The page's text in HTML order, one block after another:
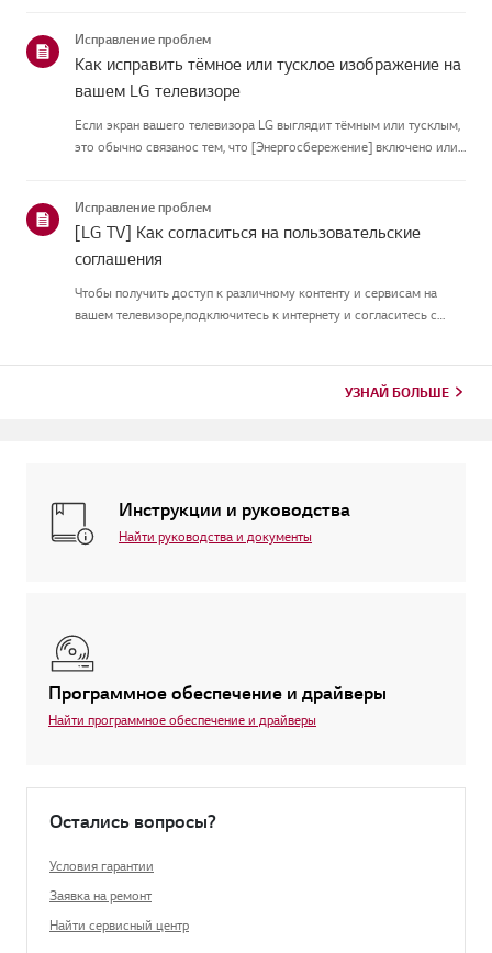
Исправление проблем
Как исправить тёмное или тусклое изображение на
вашем LG телевизоре
Если экран вашего телевизора LG выглядит тёмным или тусклым,
это обычно связанос тем, что [Энергосбережение] включено или
Исправление проблем
[LG TV] Как согласиться на пользовательские
соглашения
Чтобы получить доступ к различному контенту и сервисам на
вашем телевизоре,подключитесь к интернету и согласитесь с
УЗНАЙ БОЛЬШЕ
Инструкции и руководства
Найти руководства и документы
Программное обеспечение и драйверы
Найти программное обеспечение и драйверы
Остались вопросы?
Условия гарантии
Заявка на ремонт
Найти сервисный центр